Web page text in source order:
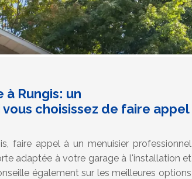
Rungis: un
choisissez de faire appel
faire appel à un menuisier professionnel
adaptée à votre garage à l'installation et
également sur les meilleures options